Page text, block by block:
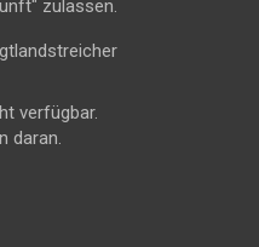
zulassen.
verfügbar.
daran.